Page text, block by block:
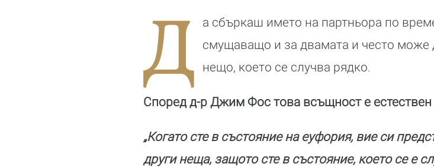
Д
а сбъркаш името на партньора по
смущаващо и за двамата и често може
нещо, което се случва рядко.
Според д-р Джим Фос това всъщност е
„Когато сте в състояние на еуфория, вие си
други неща, защото сте в състояние, което се е